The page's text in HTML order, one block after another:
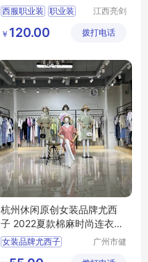
西服职业装 职业装
江西亮剑
公司
￥ 120.00 拨打电话
杭州休闲原创女装品牌尤西
子 2022夏款棉麻时尚连衣裙
广州尾货库存
女装品牌尤西子
广州市健